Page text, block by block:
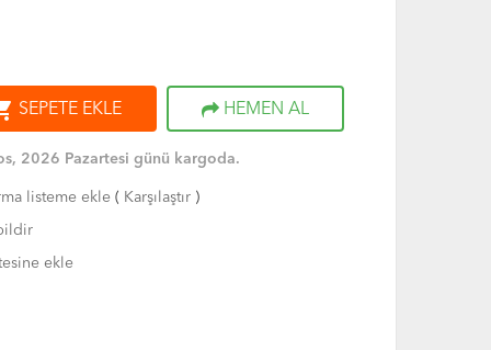
SEPETE EKLE HEMEN AL
2026 Pazartesi günü kargoda.
listeme ekle( Karşılaştır)
ekle